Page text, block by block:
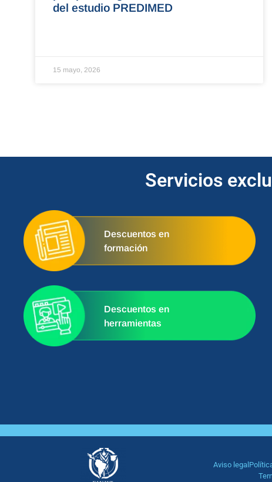
del estudio PREDIMED
15 mayo, 2026
Servicios
Descuentos en
formación
Descuentos en
herramientas
Aviso legal